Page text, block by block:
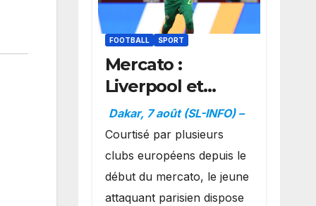
FOOTBALL SPORT
Mercato :
Liverpool et
Dortmund se
positionnent en
favoris pour
recruter Ibrahim
Mbaye
Dakar, 7 août (SL-INFO) –
Courtisé par plusieurs
clubs européens depuis le
début du mercato, le jeune
attaquant parisien dispose